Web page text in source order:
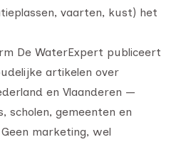
vaarten, kust) het
De WaterExpert publiceert
artikelen over
en Vlaanderen —
scholen, gemeenten en
marketing, wel